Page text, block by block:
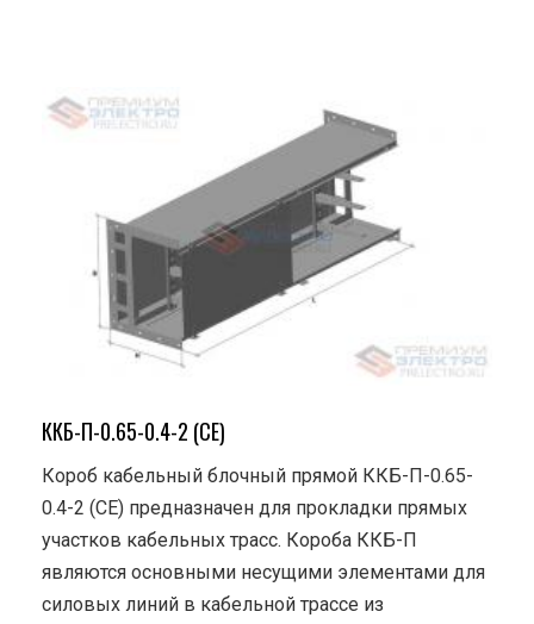
ККБ-П-0.65-0.4-2 (СЕ)
Короб кабельный блочный прямой ККБ-П-0.65-
0.4-2 (СЕ) предназначен для прокладки прямых
участков кабельных трасс. Короба ККБ-П
являются основными несущими элементами для
силовых линий в кабельной трассе из